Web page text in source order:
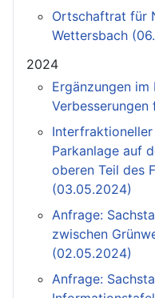
Ortschaftrat für
Wettersbach
2024
Ergänzungen im
Parkanlage auf
oberen Teil des
(03.05.2024)
Anfrage:
zwischen
(02.05.2024)
Anfrage: